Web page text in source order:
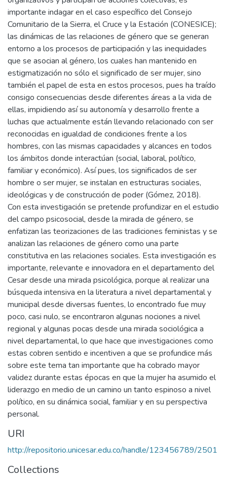
importante indagar en el caso específico del Consejo
Comunitario de la Sierra, el Cruce y la Estación (CONESICE);
las dinámicas de las relaciones de género que se generan
entorno a los procesos de participación y las inequidades
que se asocian al género, los cuales han mantenido en
estigmatización no sólo el significado de ser mujer, sino
también el papel de esta en estos procesos, pues ha traído
consigo consecuencias desde diferentes áreas a la vida de
ellas, impidiendo así su autonomía y desarrollo frente a
luchas que actualmente están llevando relacionado con ser
reconocidas en igualdad de condiciones frente a los
hombres, con las mismas capacidades y alcances en todos
los ámbitos donde interactúan (social, laboral, político,
familiar y económico). Así pues, los significados de ser
hombre o ser mujer, se instalan en estructuras sociales,
ideológicas y de construcción de poder (Gómez, 2018).
Con esta investigación se pretende profundizar en el estudio
del campo psicosocial, desde la mirada de género, se
enfatizan las teorizaciones de las tradiciones feministas y se
analizan las relaciones de género como una parte
constitutiva en las relaciones sociales. Esta investigación es
importante, relevante e innovadora en el departamento del
Cesar desde una mirada psicológica, porque al realizar una
búsqueda intensiva en la literatura a nivel departamental y
municipal desde diversas fuentes, lo encontrado fue muy
poco, casi nulo, se encontraron algunas nociones a nivel
regional y algunas pocas desde una mirada sociológica a
nivel departamental, lo que hace que investigaciones como
estas cobren sentido e incentiven a que se profundice más
sobre este tema tan importante que ha cobrado mayor
validez durante estas épocas en que la mujer ha asumido el
liderazgo en medio de un camino un tanto espinoso a nivel
político, en su dinámica social, familiar y en su perspectiva
personal.
URI
http://repositorio.unicesar.edu.co/handle/123456789/2501
Collections